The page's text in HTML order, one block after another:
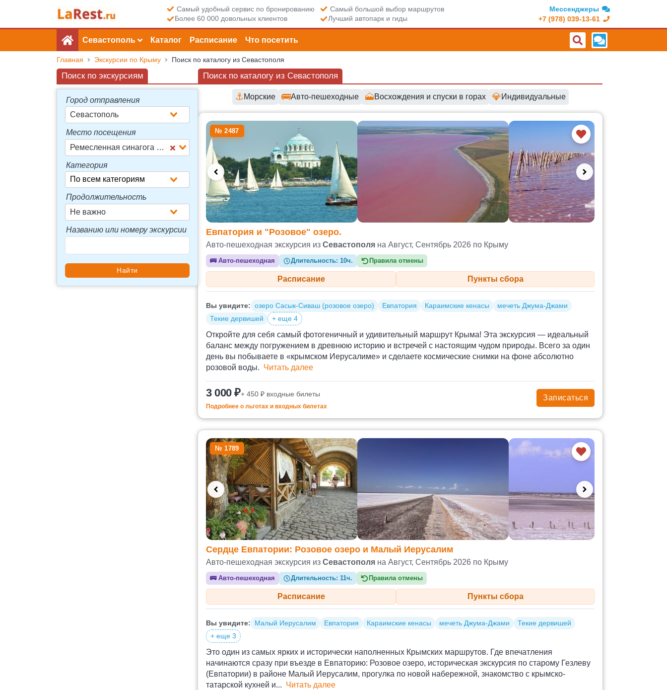
Самый удобный сервис по бронированию
Самый большой выбор маршрутов
Более 60 000 довольных клиентов
Лучший автопарк и гиды
Мессенджеры
+7 (978) 039-13-61
Севастополь Каталог Расписание Что посетить
Главная Экскурсии по Крыму Поиск по каталогу из Севастополя
Поиск по каталогу из Севастополя
⚓Морские 🚌Авто-пешеходные 🗻Восхождения и спуски в горах 💎Индивидуальные
Доступные маршруты и цены
№ 2487
Евпатория и "Розовое" озеро.
Авто-пешеходная экскурсия из Севастополя на Август, Сентябрь 2026 по Крыму
🚌Авто-пешеходная Длительность:10ч. Правила отмены
Расписание Пункты сбора
Вы увидите: озеро Сасык-Сиваш (розовое озеро) Евпатория Караимские кенасы
мечеть Джума-Джами
Текие дервишей
+ еще 4
Откройте для себя самый фотогеничный и удивительный маршрут Крыма! Эта экскурсия — идеальный
баланс между погружением в древнюю историю и встречей с настоящим чудом природы. Всего за один
день вы побываете в «крымском Иерусалиме» и сделаете космические снимки на фоне абсолютно
розовой воды. Читать далее
3 000 ₽+ 450 ₽ входные билеты
Подробнее о льготах и входных билетах
Записаться
№ 1789
Сердце Евпатории: Розовое озеро и Малый Иерусалим
Авто-пешеходная экскурсия из Севастополя на Август, Сентябрь 2026 по Крыму
🚌Авто-пешеходная Длительность:11ч. Правила отмены
Расписание Пункты сбора
Вы увидите: Малый Иерусалим Евпатория Караимские кенасы мечеть Джума-Джами
Текие дервишей
+ еще 3
Это один из самых ярких и исторически наполненных Крымских маршрутов. Где впечатления
начинаются сразу при въезде в Евпаторию: Розовое озеро, историческая экскурсия по старому Гезлеву
(Евпатории) в районе Малый Иерусалим, прогулка по новой набережной, знакомство с крымско-
татарской кухней и... Читать далее
Поиск по экскурсиям
Город отправления
Севастополь
Место посещения
Ремесленная синагога Егия-Капай
Категория
Продолжительность
Не важно
Названию или номеру экскурсии